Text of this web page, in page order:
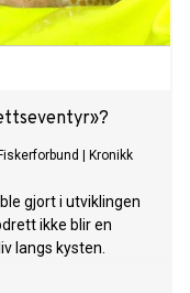
Kronikk
gjort i utviklingen
ikke blir en
langs kysten.